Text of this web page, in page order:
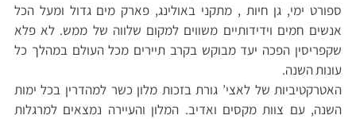
ספורט ימי, גן חיות , מתקני באולינג, פארק מים גדול ומעל הכל
אנשים חמים וידידותיים משווים למקום שלווה של ממש. לא פלא
שקפריסין הפכה יעד מבוקש בקרב תיירים מכל העולם במהלך כל
עונות השנה.
האטרקטיביות של לאצי’ גורת בזכות מלון כשר למהדרין בכל ימות
השנה, עם צוות מקסים ואדיב. המלון והעיירה נמצאים למרגלות